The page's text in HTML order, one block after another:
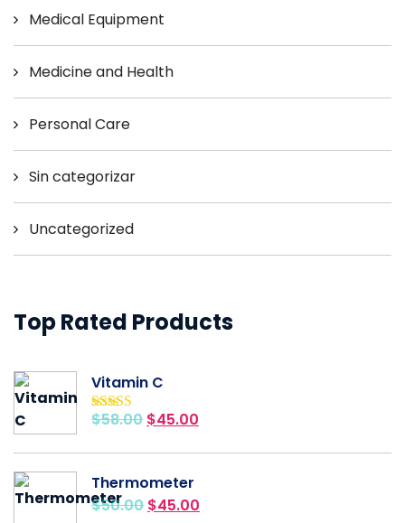
Medical Equipment
Medicine and Health
Personal Care
Sin categorizar
Uncategorized
Top Rated Products
Vitamin C
Valorado con
$58.00 $45.00
Thermometer
$50.00 $45.00